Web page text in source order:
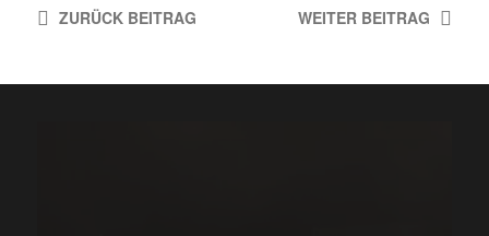
WEITER BEITRAG
ZURÜCKBEITRAG